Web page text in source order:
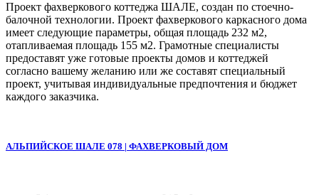
Проект фахверкового коттеджа ШАЛЕ, создан по стоечно-
балочной технологии. Проект фахверкового каркасного дома
имеет следующие параметры, общая площадь 232 м2,
отапливаемая площадь 155 м2. Грамотные специалисты
предоставят уже готовые проекты домов и коттеджей
согласно вашему желанию или же составят специальный
проект, учитывая индивидуальные предпочтения и бюджет
каждого заказчика.
АЛЬПИЙСКОЕ ШАЛЕ 078 | ФАХВЕРКОВЫЙ ДОМ